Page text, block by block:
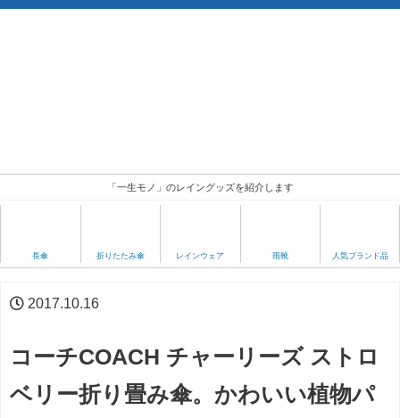
「一生モノ」のレイングッズを紹介します
長傘 折りたたみ傘 レインウェア 雨靴 人気ブランド品
2017.10.16
コーチCOACH チャーリーズ ストロ
ベリー折り畳み傘。かわいい植物パ